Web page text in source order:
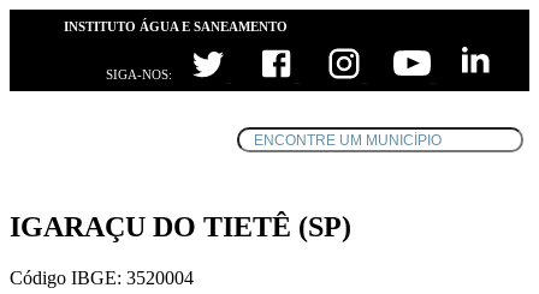
INSTITUTO ÁGUA E SANEAMENTO
SIGA-NOS:
IGARAÇU DO TIETÊ (SP)
Código IBGE: 3520004